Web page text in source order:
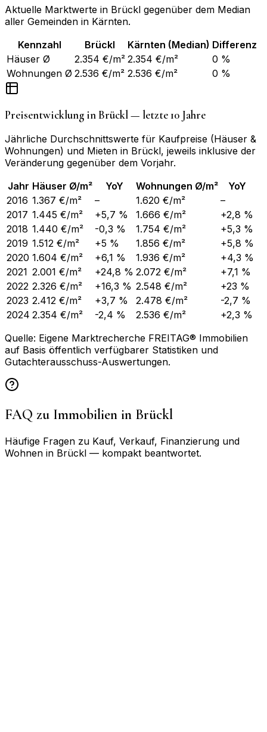
Aktuelle Marktwerte in Brückl gegenüber dem Median
aller Gemeinden in Kärnten.
Kennzahl
Brückl Kärnten (Median) Differenz
Häuser Ø
2.354 €/m² 2.354 €/m²
0 %
Wohnungen Ø 2.536 €/m² 2.536 €/m² 0 %
Preisentwicklung inBrückl— letzte 10 Jahre
Jährliche Durchschnittswerte für Kaufpreise (Häuser &
Wohnungen) und Mieten in Brückl, jeweils inklusive der
Veränderung gegenüber dem Vorjahr.
Jahr Häuser Ø/m² YoY Wohnungen Ø/m²
YoY
2016 1.367 €/m² – 1.620 €/m²
–
2017 1.445 €/m² +5,7 % 1.666 €/m²
+2,8 %
2018 1.440 €/m² -0,3 % 1.754 €/m²
+5,3 %
2019 1.512 €/m² +5 % 1.856 €/m²
+5,8 %
2020 1.604 €/m² +6,1 % 1.936 €/m²
+4,3 %
2021 2.001 €/m² +24,8 % 2.072 €/m²
+7,1 %
2022 2.326 €/m² +16,3 % 2.548 €/m²
+23 %
2023 2.412 €/m² +3,7 % 2.478 €/m²
-2,7 %
2024 2.354 €/m² -2,4 % 2.536 €/m²
+2,3 %
Quelle: Eigene Marktrecherche FREITAG® Immobilien
auf Basis öffentlich verfügbarer Statistiken und
Gutachterausschuss-Auswertungen.
FAQ zu Immobilien in Brückl
Häufige Fragen zu Kauf, Verkauf, Finanzierung und
Wohnen in Brückl — kompakt beantwortet.